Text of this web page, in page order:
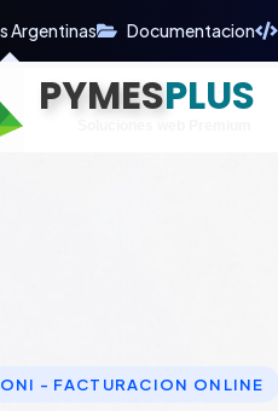
Argentinas Documentacion
PYMESPLUS
Digitaliza tu éxito
- FACTURACION ONLINE